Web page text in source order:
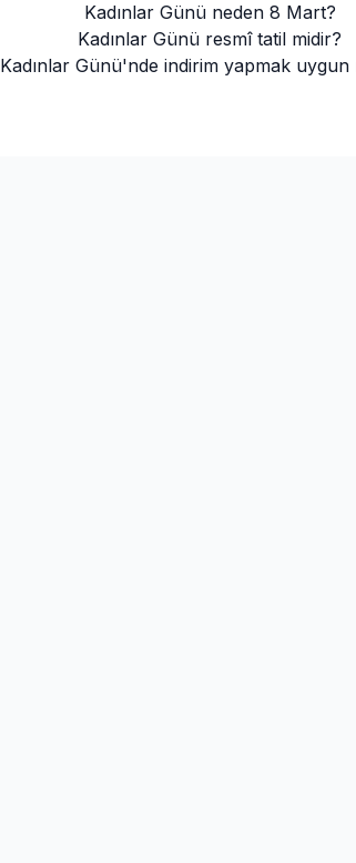
Kadınlar Günü neden 8 Mart?
Kadınlar Günü resmî tatil midir?
Kadınlar Günü'nde indirim yapmak uygun